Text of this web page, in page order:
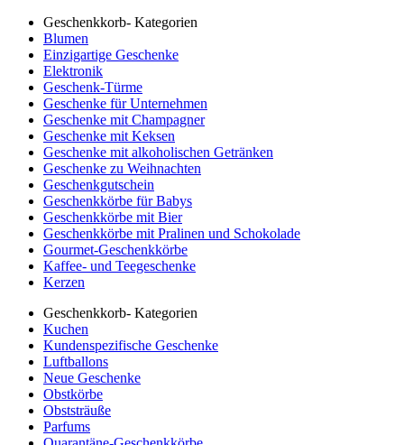
Geschenkkorb- Kategorien
Blumen
Einzigartige Geschenke
Elektronik
Geschenk-Türme
Geschenke für Unternehmen
Geschenke mit Champagner
Geschenke mit Keksen
Geschenke mit alkoholischen Getränken
Geschenke zu Weihnachten
Geschenkgutschein
Geschenkkörbe für Babys
Geschenkkörbe mit Bier
Geschenkkörbe mit Pralinen und Schokolade
Gourmet-Geschenkkörbe
Kaffee- und Teegeschenke
Kerzen
Geschenkkorb- Kategorien
Kuchen
Kundenspezifische Geschenke
Luftballons
Neue Geschenke
Obstkörbe
Obststräuße
Parfums